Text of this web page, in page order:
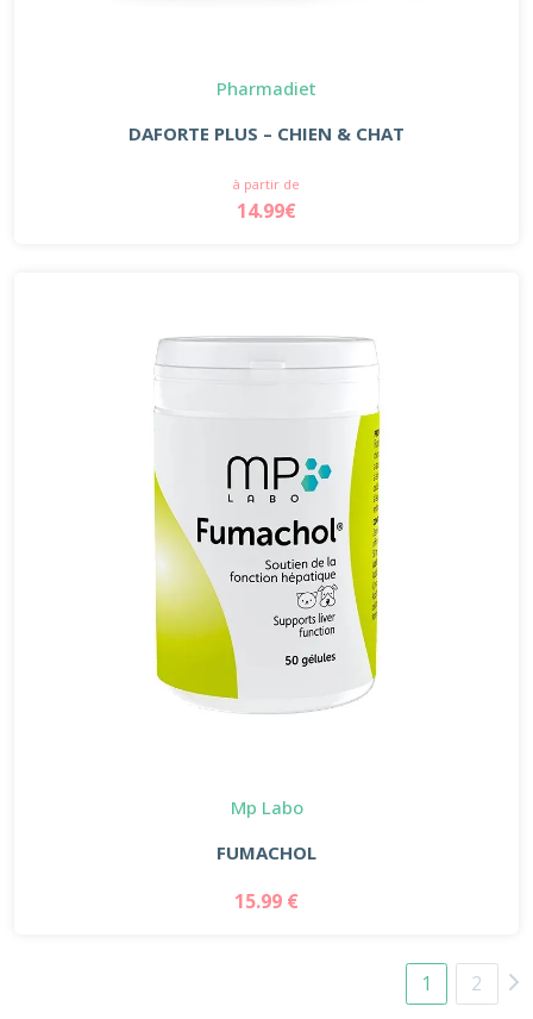
Pharmadiet
DAFORTE PLUS – CHIEN & CHAT
à partir de
14.99€
Mp Labo
FUMACHOL
15.99 €
1 2